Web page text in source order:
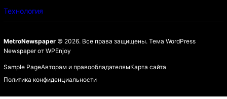
Технология
MetroNewspaper© 2026. Все права защищены. Тема WordPress
Newspaperот WPEnjoy
Sample PageАвторам и правообладателямКарта сайта
Политика конфиденциальности